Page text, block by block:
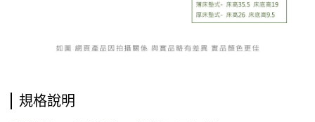
規格說明